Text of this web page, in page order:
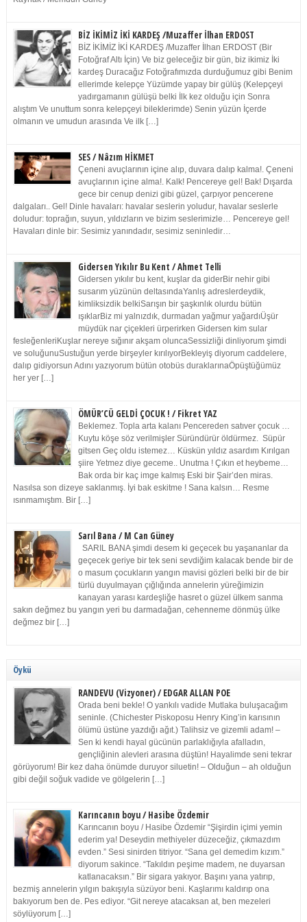
BİZ İKİMİZ İKİ KARDEŞ /Muzaffer İlhan ERDOST
BİZ İKİMİZ İKİ KARDEŞ /Muzaffer İlhan ERDOST (Bir
Fotoğraf Altı İçin) Ve biz geleceğiz bir gün, biz ikimiz İki
kardeş Duracağız Fotoğrafımızda durduğumuz gibi Benim
ellerimde kelepçe Yüzümde yapay bir gülüş (Kelepçeyi
yadırgamanın gülüşü belki İlk kez olduğu için Sonra
alıştım Ve unuttum sonra kelepçeyi bileklerimde) Senin yüzün İçerde
olmanın ve umudun arasında Ve ilk […]
SES / Nâzım HİKMET
Çeneni avuçlarının içine alıp, duvara dalıp kalma!. Çeneni
avuçlarının içine alma!. Kalk! Pencereye gel! Bak! Dışarda
gece bir cenup denizi gibi güzel, çarpıyor pencerene
dalgaları.. Gel! Dinle havaları: havalar seslerin yoludur, havalar seslerle
doludur: toprağın, suyun, yıldızların ve bizim seslerimizle… Pencereye gel!
Havaları dinle bir: Sesimiz yanındadır, sesimiz seninledir…
Gidersen Yıkılır Bu Kent / Ahmet Telli
Gidersen yıkılır bu kent, kuşlar da giderBir nehir gibi
susarım yüzünün deltasındaYanlış adreslerdeydik,
kimliksizdik belkiSarışın bir şaşkınlık olurdu bütün
ışıklarBiz mi yalnızdık, durmadan yağmur yağardıÜşür
müydük nar çiçekleri ürperirken Gidersen kim sular
fesleğenleriKuşlar nereye sığınır akşam oluncaSessizliği dinliyorum şimdi
ve soluğunuSustuğun yerde birşeyler kırılıyorBekleyiş diyorum caddelere,
dalıp gidiyorsun Adını yazıyorum bütün otobüs duraklarınaÖpüştüğümüz
her yer […]
ÖMÜR’CÜ GELDİ ÇOCUK ! / Fikret YAZ
Beklemez. Topla arta kalanı Pencereden satıver çocuk …
Kuytu köşe söz verilmişler Süründürür öldürmez. Süpür
gitsen Geç oldu istemez… Küskün yıldız asardım Kırılgan
şiire Yetmez diye geceme.. Unutma ! Çıkın et heybeme…
Bak orda bir kaç imge kalmış Eski bir Şair’den miras.
Nasılsa son dizeye saklanmış. İyi bak eskitme ! Sana kalsın… Resme
ısınmamıştım. Bir […]
Sarıl Bana / M Can Güney
SARIL BANA şimdi desem ki geçecek bu yaşananlar da
geçecek geriye bir tek seni sevdiğim kalacak bende bir de
o masum çocukların yangın mavisi gözleri belki bir de bir
türlü duyulmayan çığlığında annelerin yüreğimizin
kanayan yarası kardeşliğe hasret o güzel ülkem sanma
sakın değmez bu yangın yeri bu darmadağan, cehenneme dönmüş ülke
değmez bir […]
Öykü
RANDEVU (Vizyoner) / EDGAR ALLAN POE
Orada beni bekle! O yankılı vadide Mutlaka buluşacağım
seninle. (Chichester Piskoposu Henry King’in karısının
ölümü üstüne yazdığı ağıt.) Talihsiz ve gizemli adam! –
Sen ki kendi hayal gücünün parlaklığıyla afalladın,
gençliğinin alevleri arasına düştün! Hayalimde seni tekrar
görüyorum! Bir kez daha önümde duruyor siluetin! – Olduğun – ah olduğun
gibi değil soğuk vadide ve gölgelerin […]
Karıncanın boyu / Hasibe Özdemir
Karıncanın boyu / Hasibe Özdemir “Şişirdin içimi yemin
ederim ya! Deseydin methiyeler düzeceğiz, çıkmazdım
evden.” Sesi sinirden titriyor. “Sana gel demedim kızım.”
diyorum sakince. “Takıldın peşime madem, ne duyarsan
katlanacaksın.” Bir sigara yakıyor. Başını yana yatırıp,
bezmiş annelerin yılgın bakışıyla süzüyor beni. Kaşlarımı kaldırıp ona
bakıyorum ben de. Pes ediyor. “Git nereye atacaksan at, ben mezeleri
söylüyorum […]